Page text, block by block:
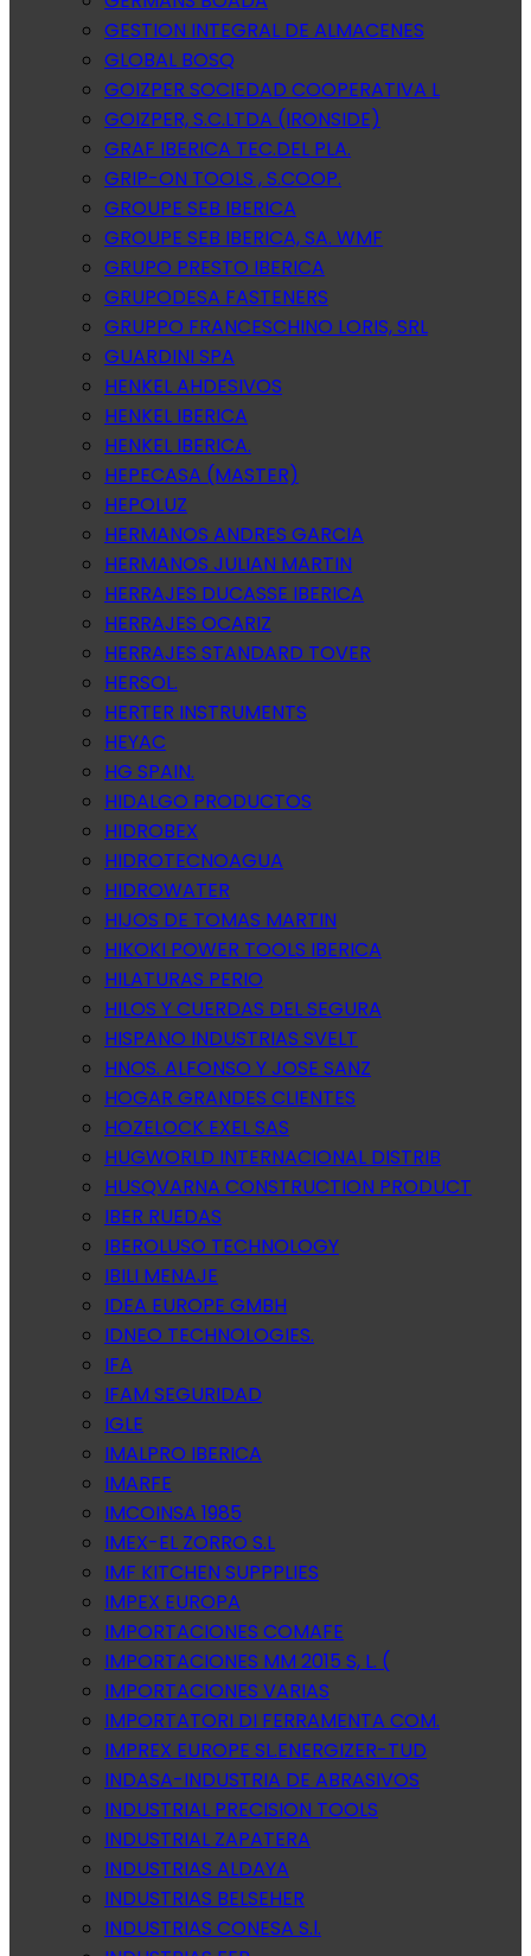
GESTION INTEGRAL DE ALMACENES
GLOBAL BOSQ
GOIZPER SOCIEDAD COOPERATIVA L
GOIZPER, S.C.LTDA (IRONSIDE)
GRAF IBERICA TEC.DEL PLA.
GRIP-ON TOOLS , S.COOP.
GROUPE SEB IBERICA
GROUPE SEB IBERICA, SA. WMF
GRUPO PRESTO IBERICA
GRUPODESA FASTENERS
GRUPPO FRANCESCHINO LORIS, SRL
GUARDINI SPA
HENKEL AHDESIVOS
HENKEL IBERICA
HENKEL IBERICA.
HEPECASA (MASTER)
HEPOLUZ
HERMANOS ANDRES GARCIA
HERMANOS JULIAN MARTIN
HERRAJES DUCASSE IBERICA
HERRAJES OCARIZ
HERRAJES STANDARD TOVER
HERSOL.
HERTER INSTRUMENTS
HEYAC
HG SPAIN.
HIDALGO PRODUCTOS
HIDROBEX
HIDROTECNOAGUA
HIDROWATER
HIJOS DE TOMAS MARTIN
HIKOKI POWER TOOLS IBERICA
HILATURAS PERIO
HILOS Y CUERDAS DEL SEGURA
HISPANO INDUSTRIAS SVELT
HNOS. ALFONSO Y JOSE SANZ
HOGAR GRANDES CLIENTES
HOZELOCK EXEL SAS
HUGWORLD INTERNACIONAL DISTRIB
HUSQVARNA CONSTRUCTION PRODUCT
IBER RUEDAS
IBEROLUSO TECHNOLOGY
IBILI MENAJE
IDEA EUROPE GMBH
IDNEO TECHNOLOGIES.
IFA
IFAM SEGURIDAD
IGLE
IMALPRO IBERICA
IMARFE
IMCOINSA 1985
IMEX-EL ZORRO S.L
IMF KITCHEN SUPPPLIES
IMPEX EUROPA
IMPORTACIONES COMAFE
IMPORTACIONES MM 2015 S, L. (
IMPORTACIONES VARIAS
IMPORTATORI DI FERRAMENTA COM.
IMPREX EUROPE SL.ENERGIZER-TUD
INDASA-INDUSTRIA DE ABRASIVOS
INDUSTRIAL PRECISION TOOLS
INDUSTRIAL ZAPATERA
INDUSTRIAS ALDAYA
INDUSTRIAS BELSEHER
INDUSTRIAS CONESA S.l.